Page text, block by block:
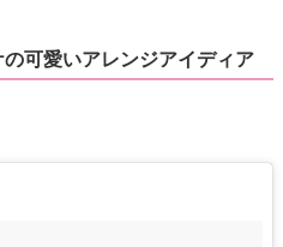
可愛いアレンジアイディア